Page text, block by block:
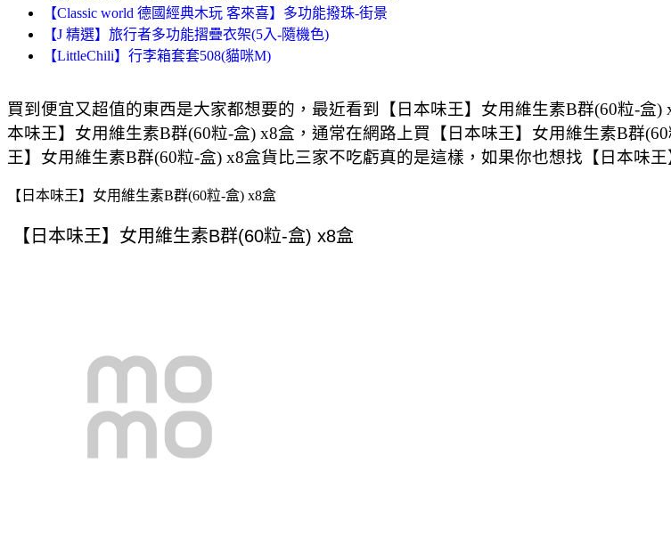
【Classic world 德國經典木玩 客來喜】多功能撥珠-街景
【J 精選】旅行者多功能摺疊衣架(5入-隨機色)
【LittleChili】行李箱套套508(貓咪M)
買到便宜又超值的東西是大家都想要的，最近看到【日本味王】女用維生素B群(60粒-
本味王】女用維生素B群(60粒-盒) x8盒，通常在網路上買【日本味王】女用維生素B群
王】女用維生素B群(60粒-盒) x8盒貨比三家不吃虧真的是這樣，如果你也想找【日本味
【日本味王】女用維生素B群(60粒-盒) x8盒